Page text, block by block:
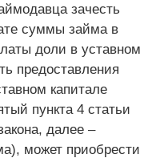
зачесть
суммы займа в
доли в уставном
предоставления
капитале
пункта 4 статьи
далее ­–
может приобрести